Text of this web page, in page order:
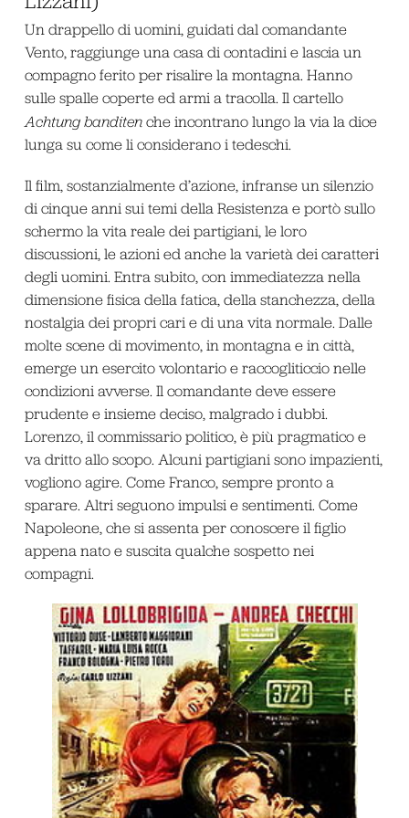
Un drappello di uomini, guidati dal comandante
Vento, raggiunge una casa di contadini e lascia un
compagno ferito per risalire la montagna. Hanno
sulle spalle coperte ed armi a tracolla. Il cartello
Achtung banditenche incontrano lungo la via la dice
lunga su come li considerano i tedeschi.
Il film, sostanzialmente d’azione, infranse un silenzio
di cinque anni sui temi della Resistenza e portò sullo
schermo la vita reale dei partigiani, le loro
discussioni, le azioni ed anche la varietà dei caratteri
degli uomini. Entra subito, con immediatezza nella
dimensione fisica della fatica, della stanchezza, della
nostalgia dei propri cari e di una vita normale. Dalle
molte scene di movimento, in montagna e in città,
emerge un esercito volontario e raccogliticcio nelle
condizioni avverse. Il comandante deve essere
prudente e insieme deciso, malgrado i dubbi.
Lorenzo, il commissario politico, è più pragmatico e
va dritto allo scopo. Alcuni partigiani sono impazienti,
vogliono agire. Come Franco, sempre pronto a
sparare. Altri seguono impulsi e sentimenti. Come
Napoleone, che si assenta per conoscere il figlio
appena nato e suscita qualche sospetto nei
compagni.